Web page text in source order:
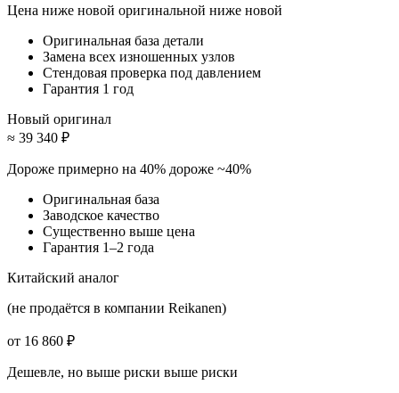
Цена ниже новой оригинальной ниже новой
Оригинальная база детали
Замена всех изношенных узлов
Стендовая проверка под давлением
Гарантия 1 год
Новый оригинал
≈ 39 340 ₽
Дороже примерно на 40% дороже ~40%
Оригинальная база
Заводское качество
Существенно выше цена
Гарантия 1–2 года
Китайский аналог
(не продаётся в компании Reikanen)
от 16 860 ₽
Дешевле, но выше риски выше риски